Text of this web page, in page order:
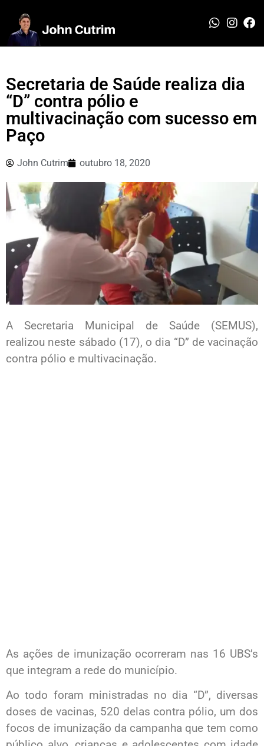
Secretaria de Saúde realiza dia
“D” contra pólio e
multivacinação com sucesso em
Paço
John Cutrim outubro 18, 2020
A Secretaria Municipal de Saúde (SEMUS),
realizou neste sábado (17), o dia “D” de vacinação
contra pólio e multivacinação.
As ações de imunização ocorreram nas 16 UBS’s
que integram a rede do município.
Ao todo foram ministradas no dia “D”, diversas
doses de vacinas, 520 delas contra pólio, um dos
focos de imunização da campanha que tem como